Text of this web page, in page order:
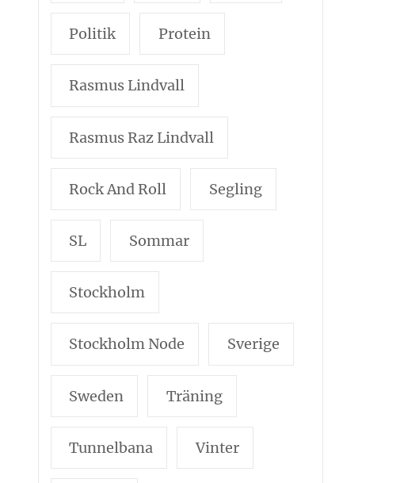
Politik Protein
Rasmus Lindvall
Rasmus Raz Lindvall
Rock And Roll Segling
SL Sommar
Stockholm
Stockholm Node Sverige
Sweden Träning
Tunnelbana Vinter